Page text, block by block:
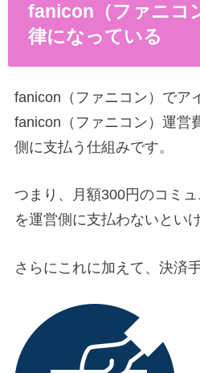
fanicon（ファニコ
律になっている
fanicon（ファニコン）でア
fanicon（ファニコン）運営
側に支払う仕組みです。
つまり、月額300円のコミ
を運営側に支払わないとい
さらにこれに加えて、決済